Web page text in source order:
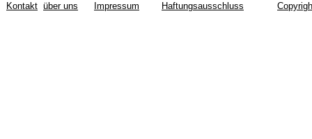
Kontakt über uns Impressum Haftungsausschluss